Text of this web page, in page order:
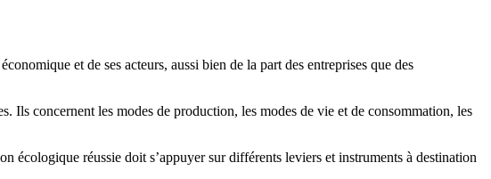
et de ses acteurs, aussi bien de la part des entreprises que des
Ils concernent les modes de production, les modes de vie et de consommation, les
écologique réussie doit s’appuyer sur différents leviers et instruments à destination